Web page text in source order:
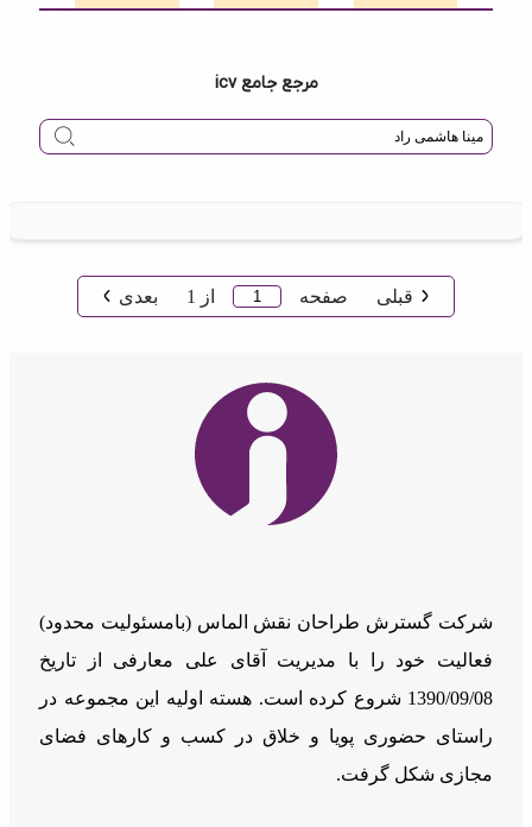
مرجع جامع icv
قبلی صفحه از 1 بعدی
شرکت گسترش طراحان نقش الماس (بامسئوليت محدود)
فعالیت خود را با مدیریت آقای علی معارفی از تاریخ
1390/09/08 شروع کرده است. هسته اولیه این مجموعه در
راستای حضوری پویا و خلاق در کسب و کارهای فضای
مجازی شکل گرفت.